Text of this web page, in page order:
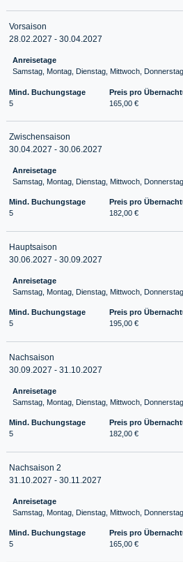
Vorsaison
28.02.2027 - 30.04.2027
Anreisetage
Samstag, Montag, Dienstag, Mittwoch,
Mind. Buchungstage
5
Preis pro
165,00 €
Zwischensaison
30.04.2027 - 30.06.2027
Anreisetage
Samstag, Montag, Dienstag, Mittwoch,
Mind. Buchungstage
5
Preis pro
182,00 €
Hauptsaison
30.06.2027 - 30.09.2027
Anreisetage
Samstag, Montag, Dienstag, Mittwoch,
Mind. Buchungstage
5
Preis pro
195,00 €
Nachsaison
30.09.2027 - 31.10.2027
Anreisetage
Samstag, Montag, Dienstag, Mittwoch,
Mind. Buchungstage
5
Preis pro
182,00 €
Nachsaison 2
31.10.2027 - 30.11.2027
Anreisetage
Samstag, Montag, Dienstag, Mittwoch,
Mind. Buchungstage
5
Preis pro
165,00 €